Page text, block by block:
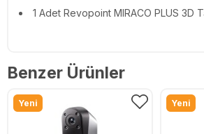
1 Adet Revopoint MIRACO PLUS 3D
Benzer Ürünler
Yeni Yeni